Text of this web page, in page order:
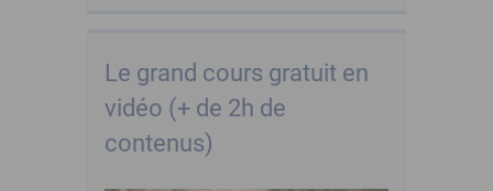
Le grand cours gratuit en
vidéo (+ de 2h de
contenus)